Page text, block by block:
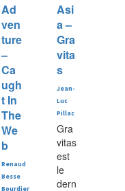
Ad
ven
ture
–
Ca
ugh
t In
The
We
b
Renaud
Besse
Bourdier
Asi
a –
Gra
vita
s
Jean-
Luc
Pillac
Gra
vitas
est
le
dern